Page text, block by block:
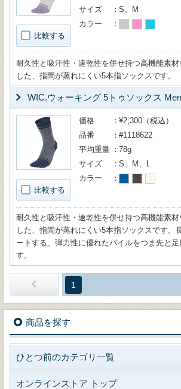
比較する
サイズ
S、M
カラー
耐久性と吸汗性・速乾性を併せ持つ高機能素
した、指間が蒸れにくい5本指ソックスです。
WIC.ウォーキング 5トゥソックス
比較する
価格
¥2,300（税込）
品番
#1118622
平均重量
78g
サイズ
S、M、L
カラー
耐久性と吸汗性・速乾性を併せ持つ高機能素
した、指間が蒸れにくい5本指ソックスです。
ートする、弾力性に優れたパイルをつま先と
す。
1
商品を探す
ひとつ前のカテゴリ一覧
オンラインストア トップ